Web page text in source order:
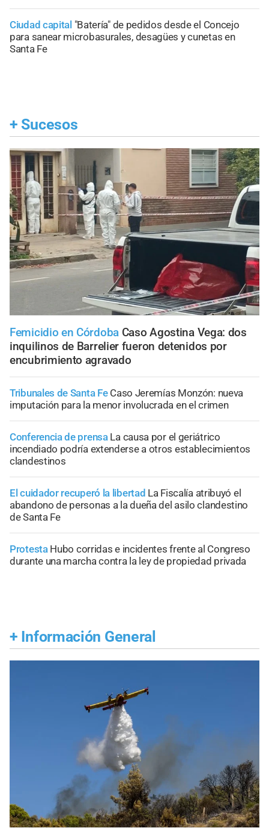
Ciudad capital "Batería" de pedidos desde el Concejo
para sanear microbasurales, desagües y cunetas en
Santa Fe
+ Sucesos
Femicidio en Córdoba Caso Agostina Vega: dos
inquilinos de Barrelier fueron detenidos por
encubrimiento agravado
Tribunales de Santa Fe Caso Jeremías Monzón: nueva
imputación para la menor involucrada en el crimen
Conferencia de prensa La causa por el geriátrico
incendiado podría extenderse a otros establecimientos
clandestinos
El cuidador recuperó la libertad La Fiscalía atribuyó el
abandono de personas a la dueña del asilo clandestino
de Santa Fe
Protesta Hubo corridas e incidentes frente al Congreso
durante una marcha contra la ley de propiedad privada
+ Información General